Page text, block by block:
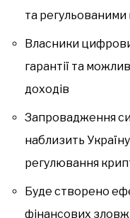
та регульованими
Власники
гарантії та
доходів
Запровадження
наблизить
регулювання
Буде створено
фінансових